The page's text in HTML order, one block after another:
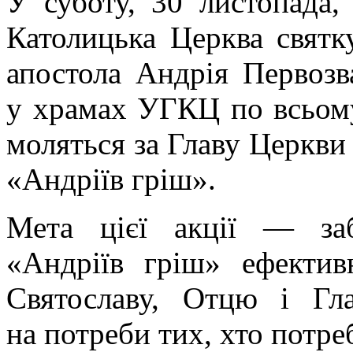
Католицька Церква
апостола Андрія
у храмах УГКЦ по
моляться за Главу Церкви
«Андріїв гріш».
Мета цієї акції —
«Андріїв гріш»
Святославу, Отцю і
на потреби тих, хто